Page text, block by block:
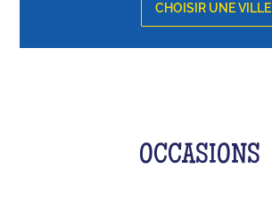
CHOISIR UNE VILLE
OCCASIONS